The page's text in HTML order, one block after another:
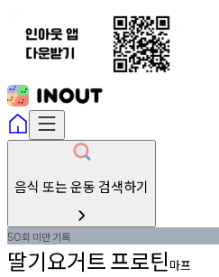
음식 또는 운동 검색하기
50회 미만기록
딸기요거트프로틴 마프